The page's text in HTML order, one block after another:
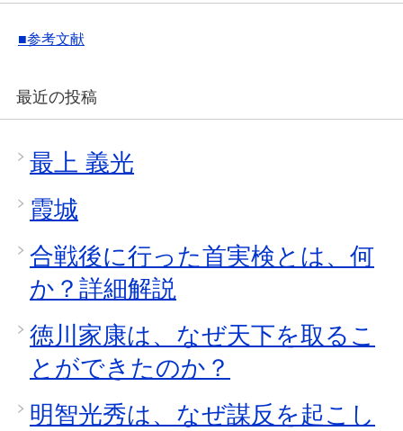
■参考文献
最近の投稿
最上 義光
霞城
合戦後に行った首実検とは、何
か？詳細解説
徳川家康は、なぜ天下を取るこ
とができたのか？
明智光秀は、なぜ謀反を起こし